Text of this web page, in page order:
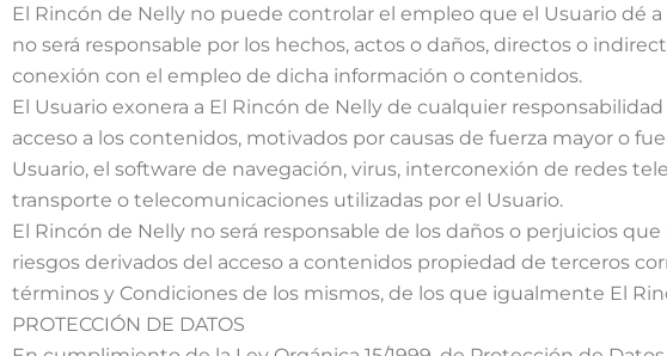
El Rincón de Nelly no puede controlar el empleo que el Usuario dé
no será responsable por los hechos, actos o daños, directos o
conexión con el empleo de dicha información o contenidos.
El Usuario exonera a El Rincón de Nelly de cualquier
acceso a los contenidos, motivados por causas de fuerza mayor o
Usuario, el software de navegación, virus, interconexión de redes
transporte o telecomunicaciones utilizadas por el Usuario.
El Rincón de Nelly no será responsable de los daños o perjuicios
riesgos derivados del acceso a contenidos propiedad de terceros
términos y Condiciones de los mismos, de los que igualmente El
PROTECCIÓN DE DATOS